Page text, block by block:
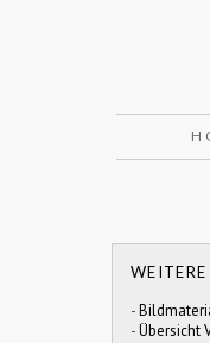
-
-Übersicht